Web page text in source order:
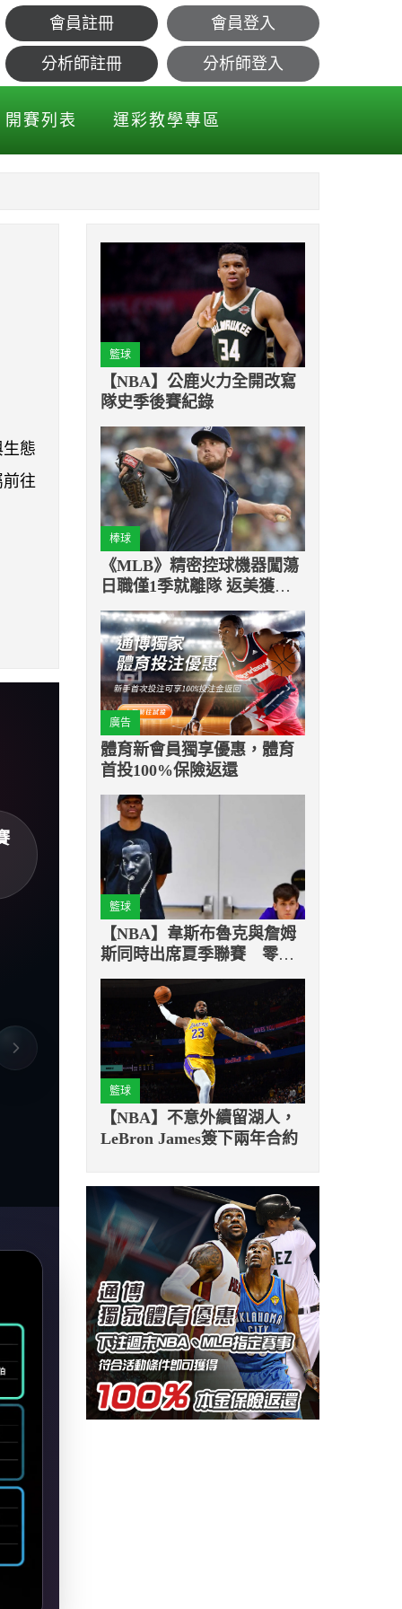
行動！
會員註冊 會員登入
分析師註冊 分析師登入
開賽列表 運彩教學專區
態
往
籃球
【NBA】公鹿火力全開改寫
隊史季後賽紀錄
棒球
《MLB》精密控球機器闖蕩
日職僅1季就離隊 返美獲得
道奇青睞
廣告
體育新會員獨享優惠，體育
首投100%保險返還
籃球
【NBA】韋斯布魯克與詹姆
斯同時出席夏季聯賽 零互
動場景引熱議
籃球
【NBA】不意外續留湖人，
LeBron James簽下兩年合約